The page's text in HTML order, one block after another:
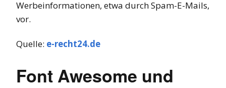
Werbeinformationen, etwa durch Spam-E-Mails,
vor.
Quelle: e-recht24.de
Font Awesome und